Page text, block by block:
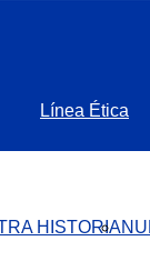
Línea Ética
HISTORIA